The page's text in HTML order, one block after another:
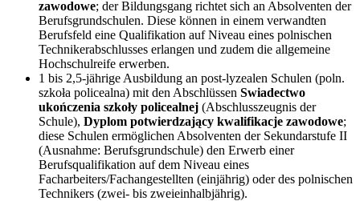
zawodowe; der Bildungsgang richtet sich an Absolventen der
Berufsgrundschulen. Diese können in einem verwandten
Berufsfeld eine Qualifikation auf Niveau eines polnischen
Technikerabschlusses erlangen und zudem die allgemeine
Hochschulreife erwerben.
1 bis 2,5-jährige Ausbildung an post-lyzealen Schulen (poln.
szkoła policealna) mit den Abschlüssen Swiadectwo
ukończenia szkoły policealnej (Abschlusszeugnis der
Schule), Dyplom potwierdzający kwalifikacje zawodowe;
diese Schulen ermöglichen Absolventen der Sekundarstufe II
(Ausnahme: Berufsgrundschule) den Erwerb einer
Berufsqualifikation auf dem Niveau eines
Facharbeiters/Fachangestellten (einjährig) oder des polnischen
Technikers (zwei- bis zweieinhalbjährig).